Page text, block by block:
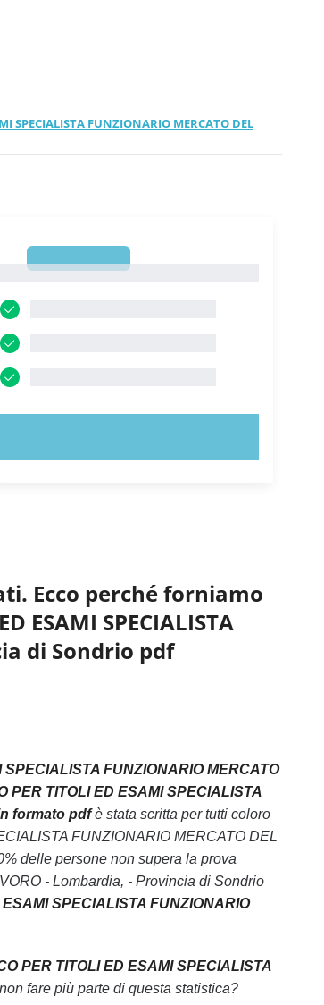
SPECIALISTA FUNZIONARIO MERCATO DEL
Ecco perché forniamo
ESAMI SPECIALISTA
di Sondrio pdf
FUNZIONARIO MERCATO
PER TITOLI ED ESAMI SPECIALISTA
formato pdfè stata scritta per tutti coloro
FUNZIONARIO MERCATO DEL
delle persone non supera la prova
- Lombardia, - Provincia di Sondrio
SPECIALISTA FUNZIONARIO
PER TITOLI ED ESAMI SPECIALISTA
fare più parte di questa statistica?